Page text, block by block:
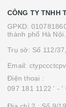
CÔNG TY TNHH
GPKD:
thành phố Hà Nội.
Trụ sở: Số 112/
Email:
Điện thoại :
097 181 1122 ' - '